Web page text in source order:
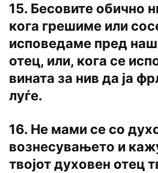
15. Бесовите обично
кога грешиме или
исповедаме пред
отец, или, кога се
вината за нив да ја
луѓе.
16. He мами се co
вознесувањето и
твојот духовен отец